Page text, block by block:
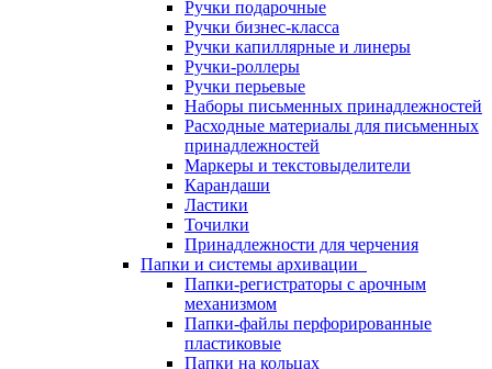
Ручки подарочные
Ручки бизнес-класса
Ручки капиллярные и линеры
Ручки-роллеры
Ручки перьевые
Наборы письменных принадлежностей
Расходные материалы для письменных
принадлежностей
Маркеры и текстовыделители
Карандаши
Ластики
Точилки
Принадлежности для черчения
Папки и системы архивации
Папки-регистраторы с арочным
механизмом
Папки-файлы перфорированные
пластиковые
Папки на кольцах